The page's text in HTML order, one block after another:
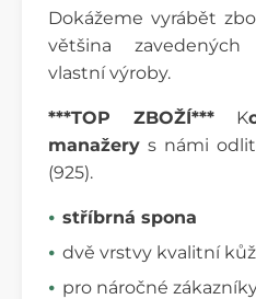
Dokážeme vyrábět
většina zavedených
vlastní výroby.
***TOP ZBOŽÍ*** K
manažery s námi
(925).
stříbrná spona
dvě vrstvy kvalitní
pro náročné